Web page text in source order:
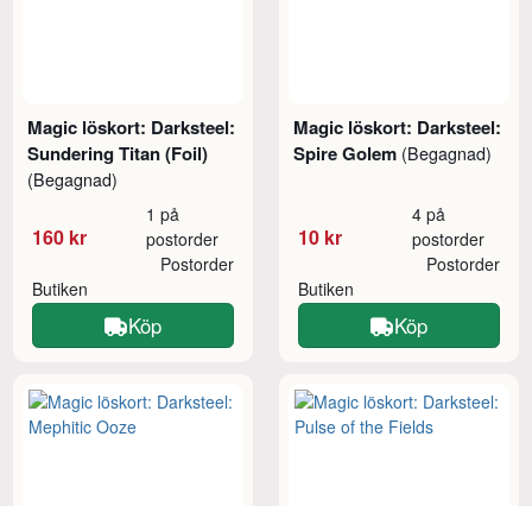
Magic löskort: Darksteel:
Sundering Titan (Foil)
(Begagnad)
160 kr
1 på
postorder
Butiken
Postorder
Köp
Magic löskort: Darksteel:
Spire Golem (Begagnad)
10 kr
4 på
postorder
Butiken
Postorder
Köp